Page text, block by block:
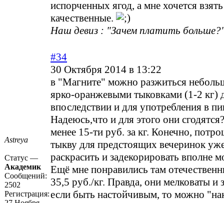
испорченных ягод, а мне хочется
качественные.
Наш девиз : "Зачем платить
Astreya
Статус —
Академик
Сообщений:
2502
Регистрация:
#34
30 Октября 2014 в 13:22
в "Магните" можно разжиться
ярко-оранжевыми тыковками (1-2 кг)
впоследствии и для употребления в
Надеюсь,что и для этого они
менее 15-ти руб. за кг. Конечно,
тыкву для предстоящих вечеринок
раскрасить и задекорировать вполне
Ещё мне понравились там
35,5 руб./кг. Правда, они мелковаты и
если быть настойчивым, то можно